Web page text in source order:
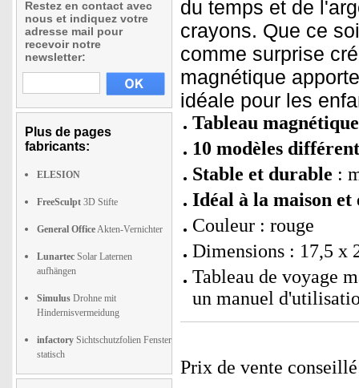
Restez en contact avec
nous et indiquez votre
adresse mail pour
recevoir notre
newsletter:
Plus de pages
fabricants:
ELESION
FreeSculpt 3D Stifte
General OfficeAkten-Vernichter
Lunartec Solar Laternen
aufhängen
Simulus Drohne mit
Hindernisvermeidung
infactory Sichtschutzfolien Fenster
statisch
du temps et de
crayons. Que ce
comme surprise
magnétique
idéale pour les
Tableau
10 modèles
Stable et durable :
Idéal à la maison et
Couleur : rouge
Dimensions : 17,5 x
Tableau de voyage
un manuel
Prix de vente